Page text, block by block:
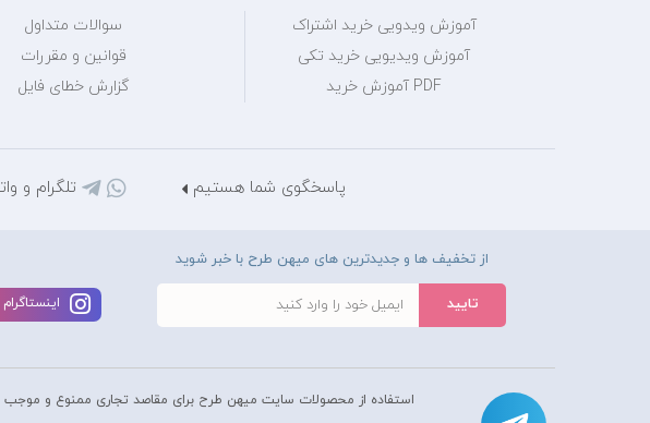
آموزش ویدویی خرید اشتراک
آموزش ویدیویی خرید تکی
PDF آموزش خرید
سوالات متداول
قوانین و مقررات
گزارش خطای فایل
پاسخگوی شما هستیم تلگرام و واتس
از تخفیف ها و جدیدترین های میهن طرح با خبر شوید
استفاده از محصولات سايت میهن طرح برای مقاصد تجاری ممنوع و